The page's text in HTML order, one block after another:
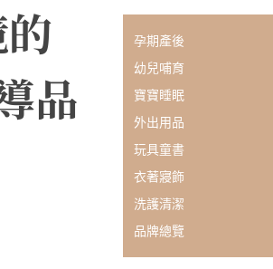
品
孕期產後
幼兒哺育
寶寶睡眠
外出用品
玩具童書
衣著寢飾
洗護清潔
品牌總覽